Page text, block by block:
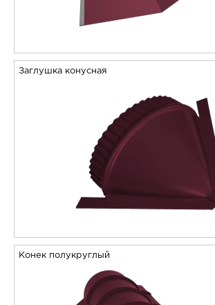
Заглушка конусная
Конек полукруглый